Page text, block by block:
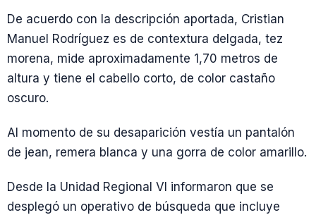
De acuerdo con la descripción aportada, Cristian
Manuel Rodríguez es de contextura delgada, tez
morena, mide aproximadamente 1,70 metros de
altura y tiene el cabello corto, de color castaño
oscuro.
Al momento de su desaparición vestía un pantalón
de jean, remera blanca y una gorra de color amarillo.
Desde la Unidad Regional VI informaron que se
desplegó un operativo de búsqueda que incluye